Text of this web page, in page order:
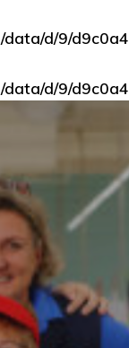
/data/d/9/
/data/d/9/